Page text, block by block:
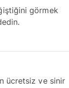
görmek
ücretsiz ve sinir